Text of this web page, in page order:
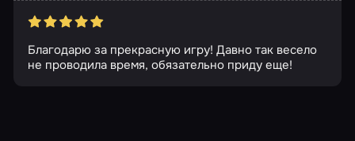
Благодарю за прекрасную игру! Давно так весело
не проводила время, обязательно приду еще!